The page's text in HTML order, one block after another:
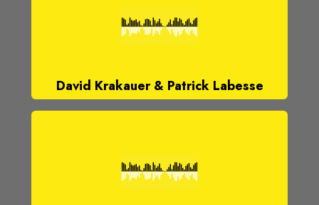
David Krakauer & Patrick Labesse